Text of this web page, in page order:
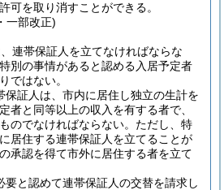
可を取り消すことができる。
一部改正)
連帯保証人を立てなければならな
別の事情があると認める入居予定者
ではない。
保証人は、市内に居住し独立の生計を
者と同等以上の収入を有する者で、
のでなければならない。 ただし、特
居住する連帯保証人を立てることが
承認を得て市外に居住する者を立て
要と認めて連帯保証人の交替を請求し